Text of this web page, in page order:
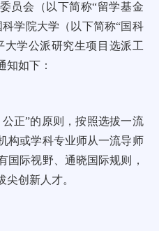
员会（以下简称“留学基金
学院大学（以下简称“国科
大学公派研究生项目选派工
知如下：
正”的原则，按照选拔一流
构或学科专业师从一流导师
国际视野、通晓国际规则，
创新人才。